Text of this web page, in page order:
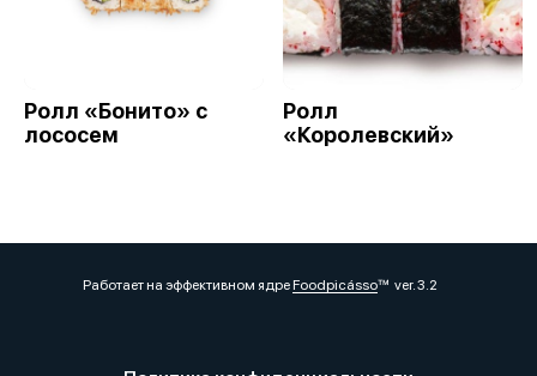
Ролл «Бонито» с
лососем
Ролл
«Королевский»
Работает на эффективном ядреFoodpicássover. 3.2